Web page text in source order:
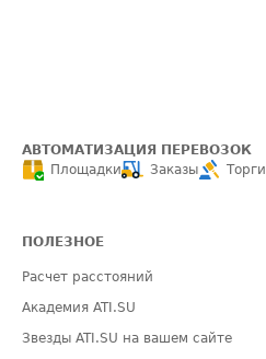
АВТОМАТИЗАЦИЯ ПЕРЕВОЗОК
Площадки
Заказы Торги
ПОЛЕЗНОЕ
Расчет расстояний
Академия ATI.SU
Звезды ATI.SU на вашем сайте